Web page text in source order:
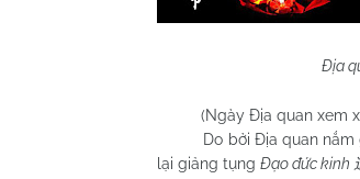
Địa
(Ngày Địa quan xem xét
Do bởi Địa quan nắm giữ
lại giảng tụng Đạo đức kinh